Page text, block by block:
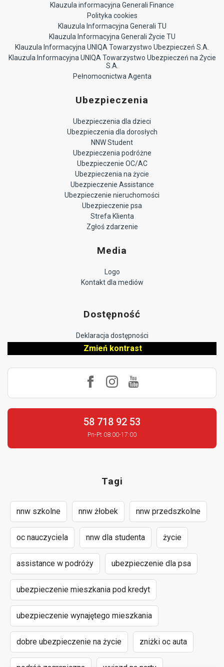
Klauzula informacyjna Generali Finance
Polityka cookies
Klauzula Informacyjna Generali TU
Klauzula Informacyjna Generali Życie TU
Klauzula Informacyjna UNIQA Towarzystwo Ubezpieczeń S.A.
Klauzula Informacyjna UNIQA Towarzystwo Ubezpieczeń na Życie
S.A.
Pełnomocnictwa Agenta
Ubezpieczenia
Ubezpieczenia dla dzieci
Ubezpieczenia dla dorosłych
NNW Student
Ubezpieczenia podróżne
Ubezpieczenie OC/AC
Ubezpieczenia na życie
Ubezpieczenie Assistance
Ubezpieczenie nieruchomości
Ubezpieczenie psa
Strefa Klienta
Zgłoś zdarzenie
Media
Logo
Kontakt dla mediów
Dostępność
Deklaracja dostępności
Zmień kontrast
58 718 92 53
Pn-Pt 08:00-17:00
Tagi
nnw szkolne nnw żłobek nnw przedszkolne
oc nauczyciela nnw dla studenta życie
assistance w podróży ubezpieczenie dla psa
ubezpieczenie mieszkania pod kredyt
ubezpieczenie wynajętego mieszkania
dobre ubezpieczenie na życie zniżki oc auta